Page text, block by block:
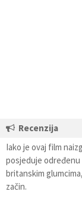
Recenzija
Iako je ovaj film
posjeduje određenu
britanskim
začin.